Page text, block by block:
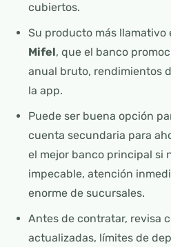
cubiertos.
Su producto más llamativo
Mifel, que el banco
anual bruto, rendimientos
la app.
Puede ser buena opción
cuenta secundaria para
el mejor banco principal si
impecable, atención
enorme de sucursales.
Antes de contratar, revisa
actualizadas, límites de